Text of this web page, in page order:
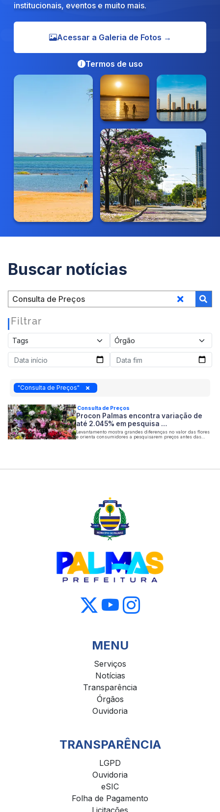
institucionais, eventos e muito mais.
Termos de uso
Acessar a Galeria de Fotos →
Buscar notícias
Filtrar
"Consulta de Preços"
Consulta de Preços
Procon Palmas encontra variação de
até 2.045% em pesquisa …
Levantamento mostra grandes diferenças no valor das flores
e orienta consumidores a pesquisarem preços antes das
MENU
Serviços
Notícias
Transparência
Órgãos
Ouvidoria
TRANSPARÊNCIA
LGPD
Ouvidoria
eSIC
Folha de Pagamento